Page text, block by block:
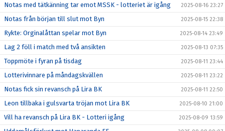
Notas med tätkänning tar emot MSSK - lotteriet är igång 2025-08-16 23:27
Notas från början till slut mot Byn 2025-08-15 22:38
Rykte: Orginalåttan spelar mot Byn 2025-08-14 23:49
Lag 2 föll i match med två ansikten 2025-08-13 07:35
Toppmöte i fyran på tisdag 2025-08-11 23:44
Lotterivinnare på måndagskvällen 2025-08-11 23:22
Notas fick sin revansch på Lira BK 2025-08-11 22:50
Leon tillbaka i gulsvarta tröjan mot Lira BK 2025-08-10 21:00
Vill ha revansch på Lira BK - Lotteri igång 2025-08-09 13:59